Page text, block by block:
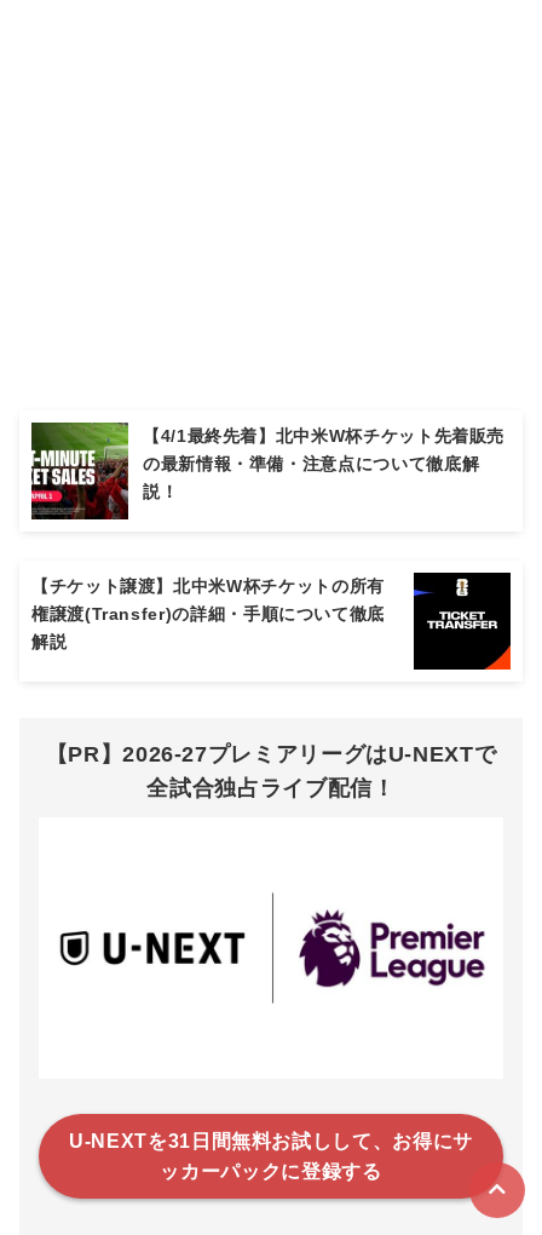
【4/1最終先着】北中米W杯チケット先着販売
の最新情報・準備・注意点について徹底解
説！
【チケット譲渡】北中米W杯チケットの所有
権譲渡(Transfer)の詳細・手順について徹底
解説
【PR】2026-27プレミアリーグはU-NEXTで
全試合独占ライブ配信！
U-NEXTを31日間無料お試しして、お得にサ
ッカーパックに登録する